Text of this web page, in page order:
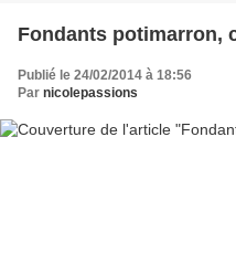
Fondants potimarron,
Publié le 24/02/2014 à 18:56
Par nicolepassions